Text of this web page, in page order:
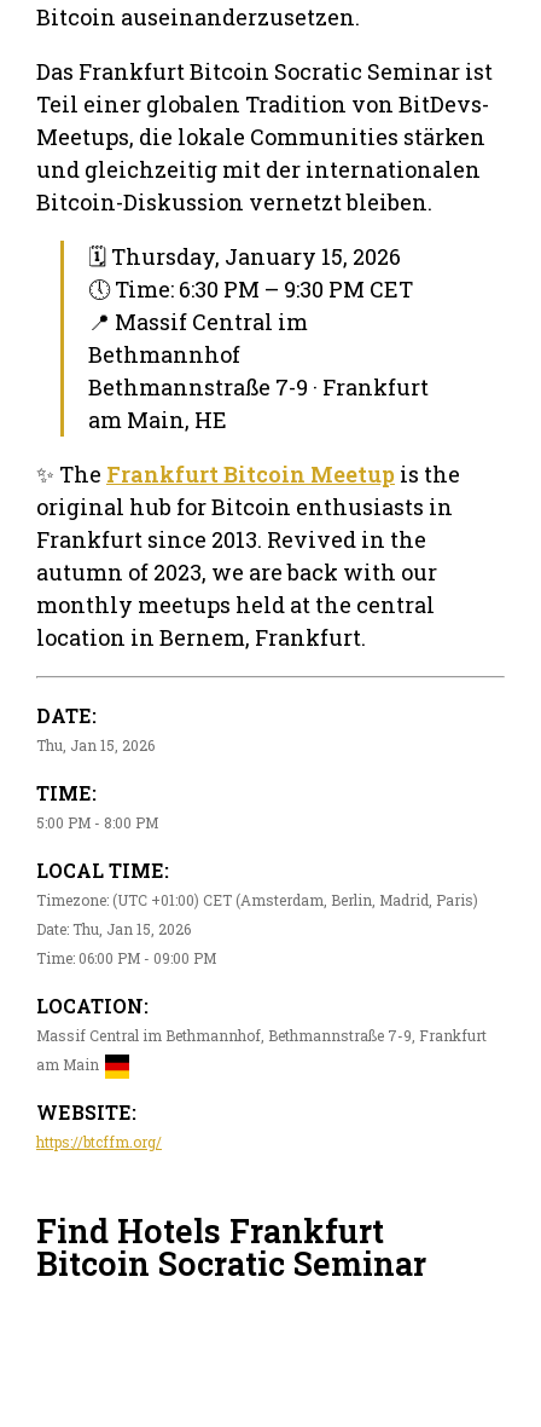
Bitcoin auseinanderzusetzen.
Das Frankfurt Bitcoin Socratic Seminar ist
Teil einer globalen Tradition von BitDevs-
Meetups, die lokale Communities stärken
und gleichzeitig mit der internationalen
Bitcoin-Diskussion vernetzt bleiben.
🗓 Thursday, January 15, 2026
🕔 Time: 6:30 PM – 9:30 PM CET
📍 Massif Central im
Bethmannhof
Bethmannstraße 7-9 · Frankfurt
am Main, HE
✨ The Frankfurt Bitcoin Meetup is the
original hub for Bitcoin enthusiasts in
Frankfurt since 2013. Revived in the
autumn of 2023, we are back with our
monthly meetups held at the central
location in Bernem, Frankfurt.
DATE:
Thu, Jan 15, 2026
TIME:
5:00 PM - 8:00 PM
LOCAL TIME:
Timezone: (UTC +01:00) CET (Amsterdam, Berlin, Madrid, Paris)
Date: Thu, Jan 15, 2026
Time: 06:00 PM - 09:00 PM
LOCATION:
Massif Central im Bethmannhof, Bethmannstraße 7-9, Frankfurt
am Main
WEBSITE:
https://btcffm.org/
Find Hotels Frankfurt
Bitcoin Socratic Seminar